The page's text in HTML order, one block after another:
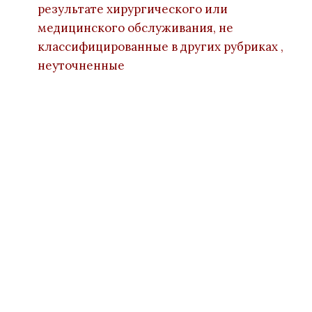
результате хирургического или
медицинского обслуживания, не
классифицированные в других рубриках ,
неуточненные